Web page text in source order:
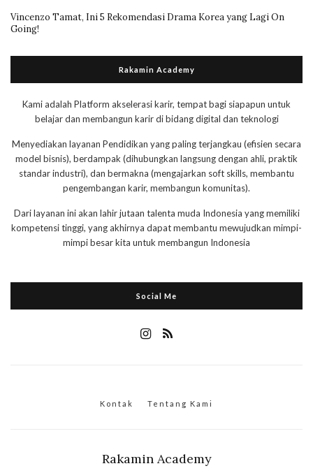
Vincenzo Tamat, Ini 5 Rekomendasi Drama Korea yang Lagi On
Going!
Rakamin Academy
Kami adalah Platform akselerasi karir, tempat bagi siapapun untuk
belajar dan membangun karir di bidang digital dan teknologi
Menyediakan layanan Pendidikan yang paling terjangkau (efisien secara
model bisnis), berdampak (dihubungkan langsung dengan ahli, praktik
standar industri), dan bermakna (mengajarkan soft skills, membantu
pengembangan karir, membangun komunitas).
Dari layanan ini akan lahir jutaan talenta muda Indonesia yang memiliki
kompetensi tinggi, yang akhirnya dapat membantu mewujudkan mimpi-
mimpi besar kita untuk membangun Indonesia
Social Me
Kontak Tentang Kami
Rakamin Academy